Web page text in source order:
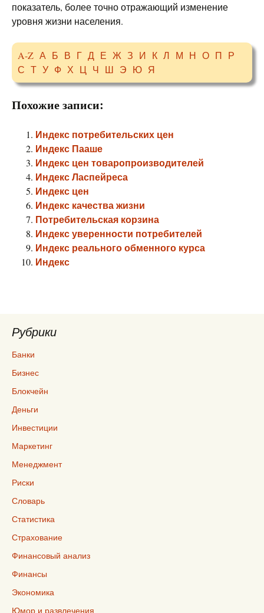
показатель, более точно отражающий изменение
уровня жизни населения.
A-Z А Б В Г Д Е Ж З И К Л М Н О П Р
С Т У Ф Х Ц Ч Ш Э Ю Я
Похожие записи:
Индекс потребительских цен
Индекс Пааше
Индекс цен товаропроизводителей
Индекс Ласпейреса
Индекс цен
Индекс качества жизни
Потребительская корзина
Индекс уверенности потребителей
Индекс реального обменного курса
Индекс
Рубрики
Банки
Бизнес
Блокчейн
Деньги
Инвестиции
Маркетинг
Менеджмент
Риски
Словарь
Статистика
Страхование
Финансовый анализ
Финансы
Экономика
Юмор и развлечения